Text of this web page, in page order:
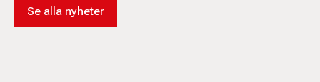
Se alla nyheter